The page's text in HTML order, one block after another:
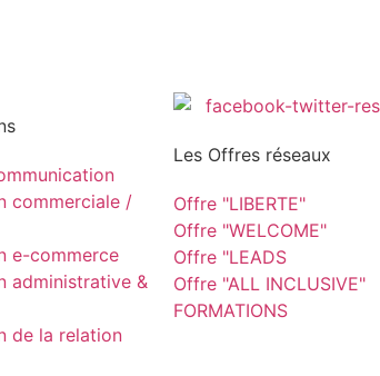
commerciale /
e-commerce
administrative &
de la relation
Les Offres réseaux
Offre "LIBERTE"
Offre "WELCOME"
Offre "LEADS
Offre "ALL INCLUSIVE"
FORMATIONS